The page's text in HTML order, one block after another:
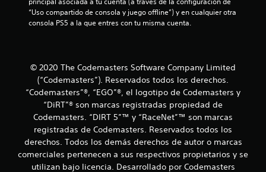
a
e
n
u
n
t
“Uso compartido de consola y juego offline”) y en cualquier otra
consola PS5 a la que entres con tu misma cuenta.
© 2020 The Codemasters Software Company Limited
(“Codemasters”). Reservados todos los derechos.
“Codemasters”®, “EGO”®, el logotipo de Codemasters y
“DiRT”® son marcas registradas propiedad de
Codemasters. “DIRT 5”™ y “RaceNet”™ son marcas
registradas de Codemasters. Reservados todos los
derechos. Todos los demás derechos de autor o marcas
comerciales pertenecen a sus respectivos propietarios y se
utilizan bajo licencia. Desarrollado por Codemasters